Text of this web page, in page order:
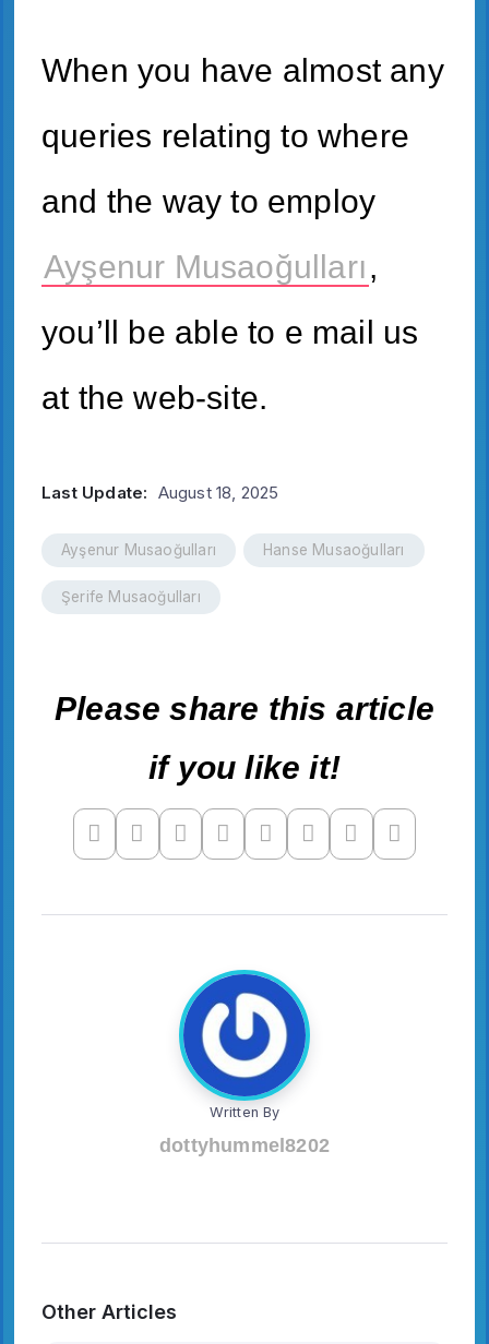
When you have almost any
queries relating to where
and the way to employ
Ayşenur Musaoğulları,
you’ll be able to e mail us
at the web-site.
Last Update: August 18, 2025
Ayşenur Musaoğulları Hanse Musaoğulları
Şerife Musaoğulları
Please share this article
if you like it!
Written By
dottyhummel8202
Other Articles